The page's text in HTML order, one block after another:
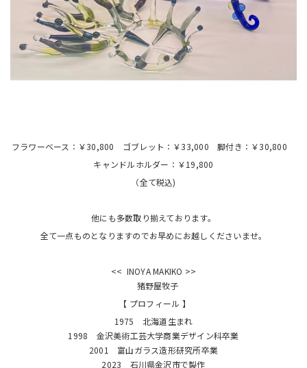
フラワーベース：￥30,800 ゴブレット：￥33,000 脚付き：￥30,800
キャンドルホルダー：￥19,800
（全て税込)
他にも多数取り揃えております。
全て一点ものとなりますのでお早めにお越しくださいませ。
<< INOYA MAKIKO >>
猪野屋牧子
【 プロフィール 】
1975 北海道生まれ
1998 金沢美術工芸大学商業デザイン科卒業
2001 富山ガラス造形研究所卒業
2023 石川県金沢市で製作